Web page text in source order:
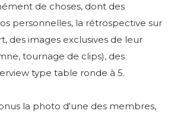
de choses, dont des
personnelles, la rétrospective sur
des images exclusives de leur
tournage de clips), des
type table ronde à 5.
la photo d'une des membres,